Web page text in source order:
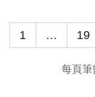
1 … 19
每頁筆